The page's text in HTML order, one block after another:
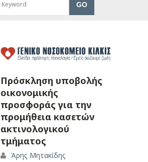
Πρόσκληση υποβολής
οικονομικής
προσφοράς για την
προμήθεια κασετών
ακτινολογικού
τμήματος
Άρης Μητακίδης